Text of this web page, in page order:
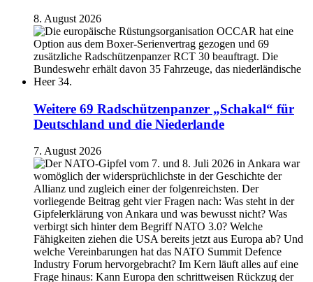
8. August 2026
Weitere 69 Radschützenpanzer „Schakal“ für
Deutschland und die Niederlande
7. August 2026